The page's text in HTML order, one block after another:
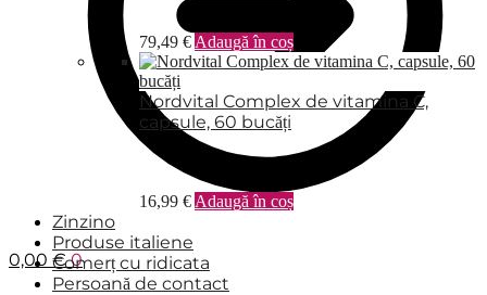
0,00 € 0
79,49 € Adaugă în coș
Nordvital Complex de vitamina C,
capsule, 60 bucăți
16,99 € Adaugă în coș
Zinzino
Produse italiene
Comerț cu ridicata
Persoană de contact